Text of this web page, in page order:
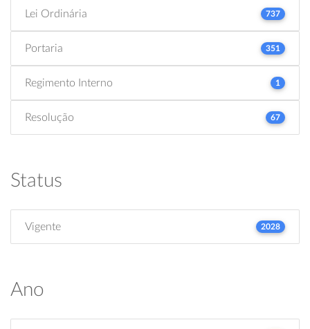
Lei Ordinária 737
Portaria 351
Regimento Interno 1
Resolução 67
Status
Vigente 2028
Ano